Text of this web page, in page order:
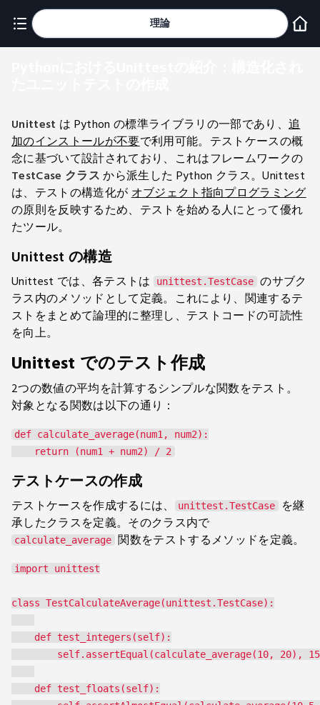
理論
Unittest は Python の標準ライブラリの一部であり、追
加のインストールが不要で利用可能。テストケースの概
念に基づいて設計されており、これはフレームワークの
TestCase クラスから派生した Python クラス。Unittest
は、テストの構造化がオブジェクト指向プログラミング
の原則を反映するため、テストを始める人にとって優れ
たツール。
Unittest の構造
Unittest では、各テストは unittest.TestCase のサブク
ラス内のメソッドとして定義。これにより、関連するテ
ストをまとめて論理的に整理し、テストコードの可読性
を向上。
Unittest でのテスト作成
2つの数値の平均を計算するシンプルな関数をテスト。
対象となる関数は以下の通り：
def calculate_average(num1, num2):
テストケースの作成
テストケースを作成するには、 unittest.TestCase
を継
承したクラスを定義。そのクラス内で
calculate_average 関数をテストするメソッドを定義。
import unittest
class TestCalculateAverage(unittest.TestCase):
    def test_integers(self):
self.assertEqual(calculate_average(10, 20),
    def test_floats(self):